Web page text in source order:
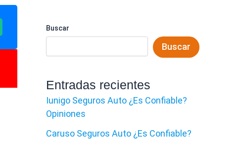
Buscar
Buscar
Entradas recientes
Iunigo Seguros Auto ¿Es Confiable?
Opiniones
Caruso Seguros Auto ¿Es Confiable?